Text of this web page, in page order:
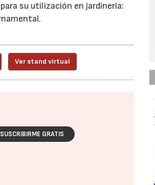
su utilización en jardinería:
Ver stand virtual
SUSCRIBIRME GRATIS